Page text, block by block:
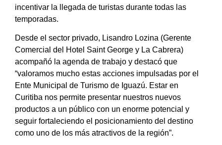
incentivar la llegada de turistas durante todas las
temporadas.
Desde el sector privado, Lisandro Lozina (Gerente
Comercial del Hotel Saint George y La Cabrera)
acompañó la agenda de trabajo y destacó que
“valoramos mucho estas acciones impulsadas por el
Ente Municipal de Turismo de Iguazú. Estar en
Curitiba nos permite presentar nuestros nuevos
productos a un público con un enorme potencial y
seguir fortaleciendo el posicionamiento del destino
como uno de los más atractivos de la región”.